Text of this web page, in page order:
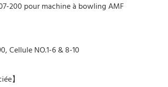
200 pour machine à bowling AMF
Cellule NO.1-6 & 8-10
】